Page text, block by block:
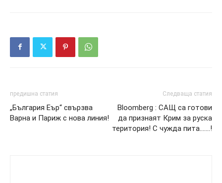
предишна статия
„България Еър“ свързва
Варна и Париж с нова линия!
Следваща статия
Bloomberg : САЩ са готови
да признаят Крим за руска
територия! С чужда пита…….!